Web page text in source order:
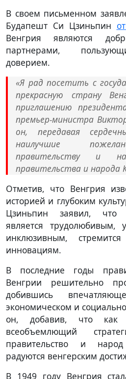
В своем письменном
Будапешт Си Цзиньпин
Венгрия являются
партнерами,
доверием.
«Я рад посетить с
прекрасную страну
приглашению
премьер-министра
он, передавая
наилучшие
правительству и
правительства и народа
Отметив, что Венгрия
историей и глубоким
Цзиньпин заявил, что
является
инклюзивным,
инновациям.
В последние годы
Венгрии решительно
добившись
экономическом и
он, добавив, что
всеобъемлющий
правительство и
радуются венгерским
В 1949 году Венгрия